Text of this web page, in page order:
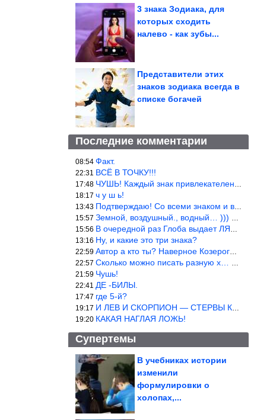
3 знака Зодиака, для
которых сходить
налево - как зубы...
Представители этих
знаков зодиака всегда в
списке богачей
Последние комментарии
08:54 Факт.
22:31 ВСЁ В ТОЧКУ!!!
17:48 ЧУШЬ! Каждый знак привлекателен! И среди Весов, Близнецов встреч
18:17 ч у ш ь!
13:43 Подтверждаю! Со всеми знаком и все одиноки и Я )))
15:57 Земной, воздушный., водный… ))) выбери сам трех из 9 )))
15:56 В очередной раз Глоба выдает ЛЯП! А корректоры, редакторы пропус
13:16 Ну, и какие это три знака?
22:59 Автор а кто ты? Наверное Козерог… Рога жена Рыба наставила ))
22:57 Сколько можно писать разную х… йню? Автор что то обкурился?
21:59 Чушь!
22:41 ДЕ -БИЛЫ.
17:47 где 5-й?
19:17 И ЛЕВ И СКОРПИОН — СТЕРВЫ КАКИХ ЕЩЕ ПОИСКАТЬ НАДО
19:20 КАКАЯ НАГЛАЯ ЛОЖЬ!
Супертемы
Душевные фотографии
В учебниках истории
изменили
формулировки о
холопах,...